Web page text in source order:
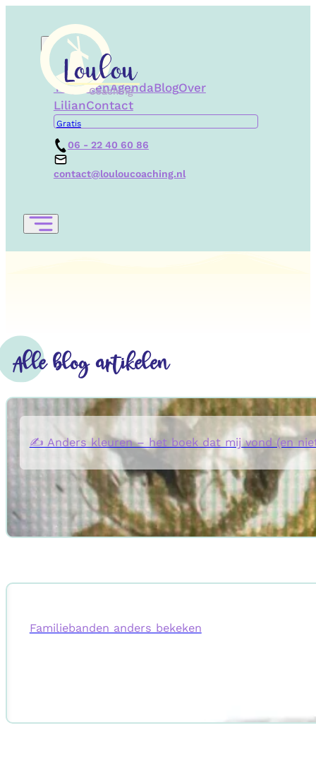
TrajectenAgendaBlogOver
LilianContact
Gratis
06 - 22 40 60 86
contact@louloucoaching.nl
Alle blog artikelen
✍️ Anders kleuren – het boek dat mij vond (en
Familiebanden anders bekeken